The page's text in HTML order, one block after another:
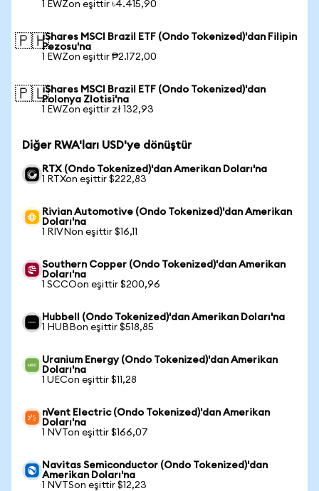
1 EWZon eşittir ৳4.415,90
🇵🇭iShares MSCI Brazil ETF (Ondo Tokenized)'dan Filipin
Pezosu'na
1 EWZon eşittir ₱2.172,00
🇵🇱iShares MSCI Brazil ETF (Ondo Tokenized)'dan
Polonya Zlotisi'na
1 EWZon eşittir zł 132,93
Diğer RWA'ları USD'ye dönüştür
RTX (Ondo Tokenized)'dan Amerikan Doları'na
1 RTXon eşittir $222,83
Rivian Automotive (Ondo Tokenized)'dan Amerikan
Doları'na
1 RIVNon eşittir $16,11
Southern Copper (Ondo Tokenized)'dan Amerikan
Doları'na
1 SCCOon eşittir $200,96
Hubbell (Ondo Tokenized)'dan Amerikan Doları'na
1 HUBBon eşittir $518,85
Uranium Energy (Ondo Tokenized)'dan Amerikan
Doları'na
1 UECon eşittir $11,28
nVent Electric (Ondo Tokenized)'dan Amerikan
Doları'na
1 NVTon eşittir $166,07
Navitas Semiconductor (Ondo Tokenized)'dan
Amerikan Doları'na
1 NVTSon eşittir $12,23